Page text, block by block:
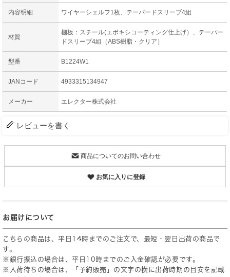
内容明細 ワイヤーシェルフ1枚、テーパードスリーブ4組
材質
棚板：スチール(エポキシコーティング仕上げ）、テーパー
ドスリーブ4組（ABS樹脂・クリア）
型番 B1224W1
JANコード 4933315134947
メーカー エレクター株式会社
レビューを書く
商品についてのお問い合わせ
お気に入りに登録